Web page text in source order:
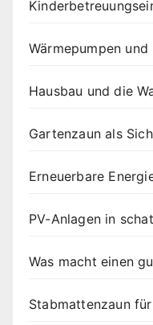
Wärmepumpen
Hausbau und die
Gartenzaun als
Erneuerbare
PV-Anlagen in
Was macht einen
Stabmattenzaun